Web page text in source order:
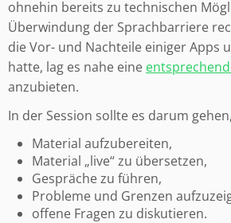
ohnehin bereits zu technischen
Überwindung der Sprachbarriere
die Vor- und Nachteile einiger Apps
hatte, lag es nahe eine
anzubieten.
In der Session sollte es darum gehen,
Material aufzubereiten,
Material „live“ zu übersetzen,
Gespräche zu führen,
Probleme und Grenzen
offene Fragen zu diskutieren.